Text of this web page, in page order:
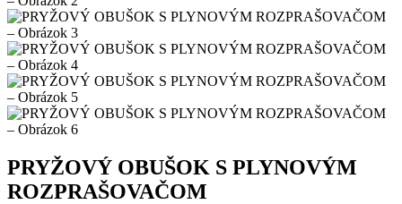
PRYŽOVÝ OBUŠOK S PLYNOVÝM
ROZPRAŠOVAČOM